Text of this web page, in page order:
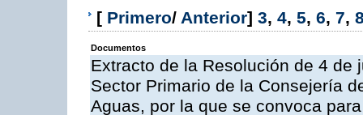
[ Primero/ Anterior] 3, 4, 5, 6, 7,
Documentos
Extracto de la Resolución de 4
Sector Primario de la Consejería
Aguas, por la que se convoca